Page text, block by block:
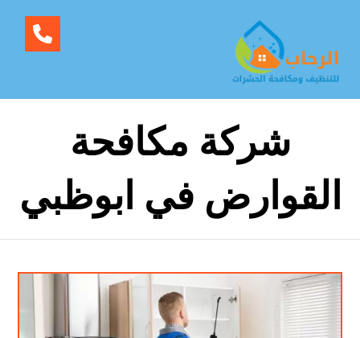
شركة مكافحة
القوارض في ابوظبي